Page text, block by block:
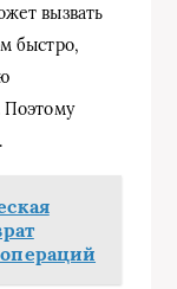
вызвать
быстро,
Поэтому